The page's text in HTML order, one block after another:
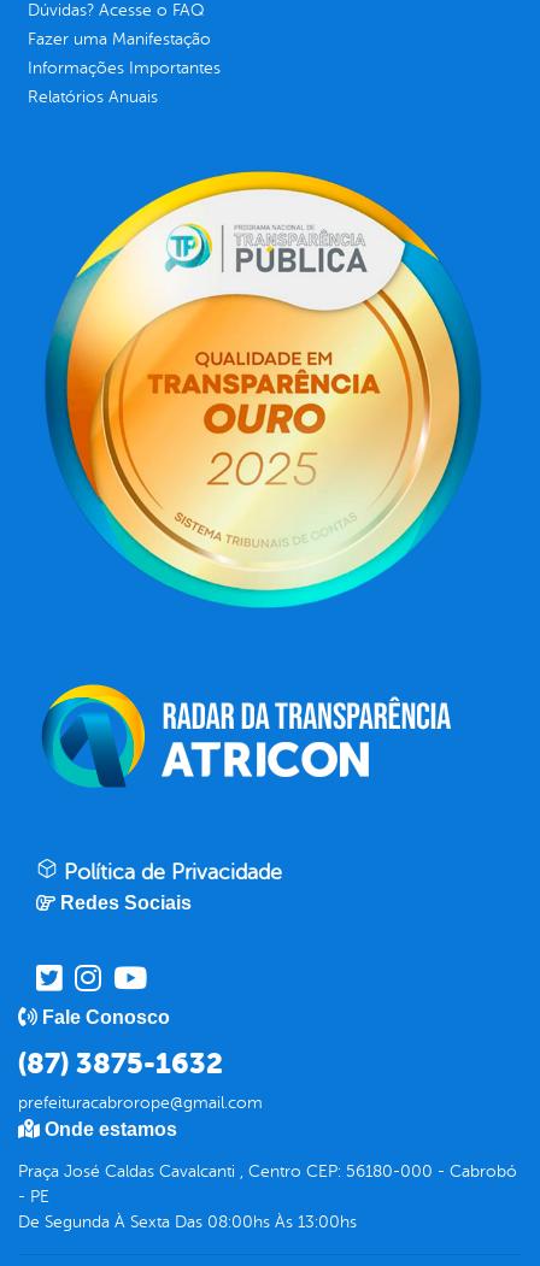
Dúvidas? Acesse o FAQ
Fazer uma Manifestação
Informações Importantes
Relatórios Anuais
Política de Privacidade
Redes Sociais
Fale Conosco
(87) 3875-1632
prefeituracabrorope@gmail.com
Onde estamos
Praça José Caldas Cavalcanti , Centro CEP: 56180-000 - Cabrobó
- PE
De Segunda À Sexta Das 08:00hs Às 13:00hs